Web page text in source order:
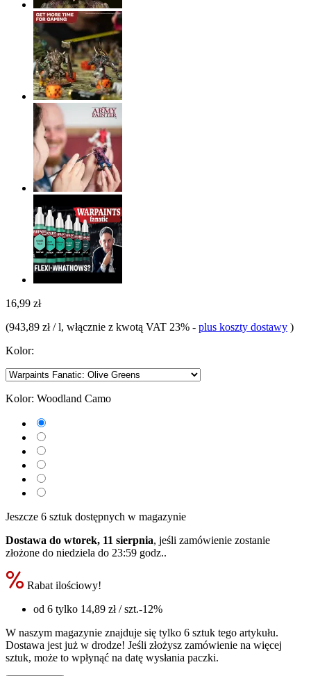
16,99 zł
(943,89 zł / l, włącznie z kwotą VAT 23% - plus koszty dostawy )
Kolor:
Kolor: Woodland Camo
Jeszcze 6 sztuk dostępnych w magazynie
Dostawa do wtorek, 11 sierpnia, jeśli zamówienie zostanie
złożone do niedziela do 23:59 godz..
Rabat ilościowy!
od 6 tylko 14,89 zł/ szt.-12%
W naszym magazynie znajduje się tylko 6 sztuk tego artykułu.
Dostawa jest już w drodze! Jeśli złożysz zamówienie na więcej
sztuk, może to wpłynąć na datę wysłania paczki.